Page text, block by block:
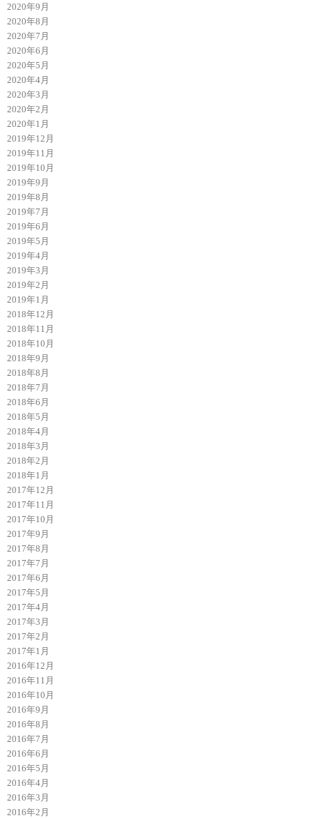
2020年9月
2020年8月
2020年7月
2020年6月
2020年5月
2020年4月
2020年3月
2020年2月
2020年1月
2019年12月
2019年11月
2019年10月
2019年9月
2019年8月
2019年7月
2019年6月
2019年5月
2019年4月
2019年3月
2019年2月
2019年1月
2018年12月
2018年11月
2018年10月
2018年9月
2018年8月
2018年7月
2018年6月
2018年5月
2018年4月
2018年3月
2018年2月
2018年1月
2017年12月
2017年11月
2017年10月
2017年9月
2017年8月
2017年7月
2017年6月
2017年5月
2017年4月
2017年3月
2017年2月
2017年1月
2016年12月
2016年11月
2016年10月
2016年9月
2016年8月
2016年7月
2016年6月
2016年5月
2016年4月
2016年3月
2016年2月